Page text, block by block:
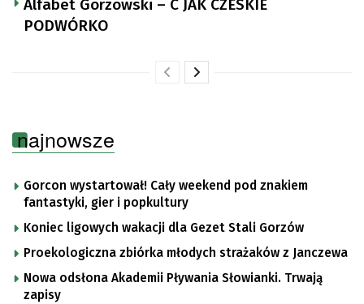
Alfabet Gorzowski – C JAK CZESKIE
PODWÓRKO
najnowsze
Gorcon wystartował! Cały weekend pod znakiem
fantastyki, gier i popkultury
Koniec ligowych wakacji dla Gezet Stali Gorzów
Proekologiczna zbiórka młodych strażaków z Janczewa
Nowa odsłona Akademii Pływania Słowianki. Trwają
zapisy